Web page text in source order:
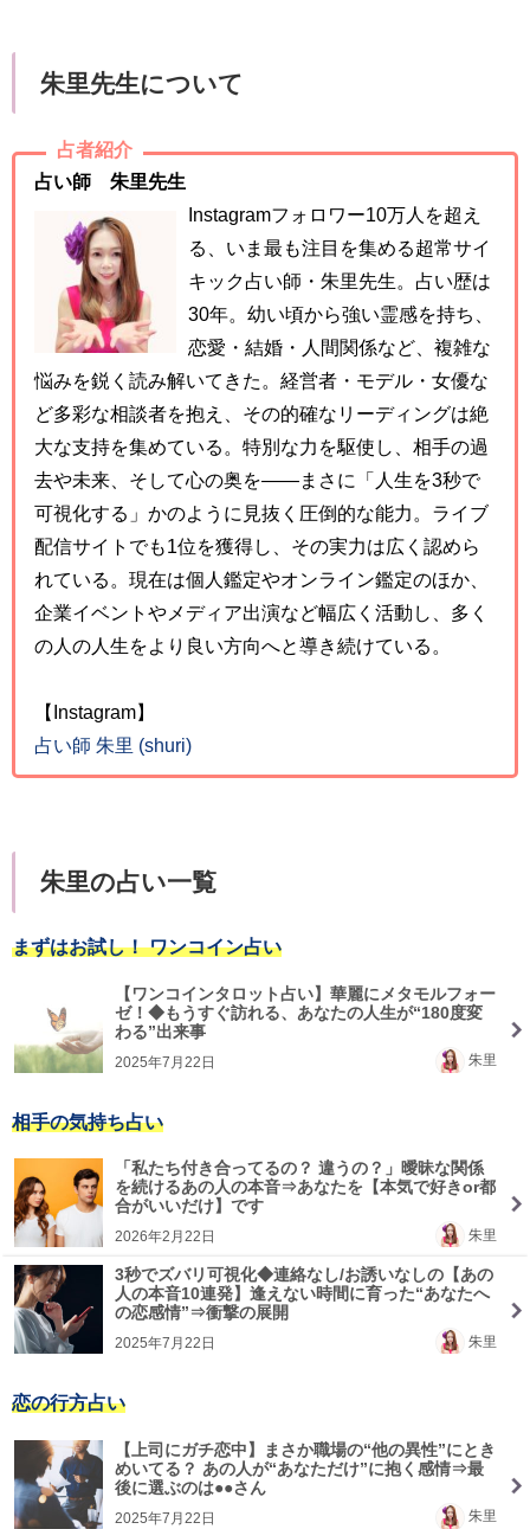
朱里先生について
占者紹介
占い師 朱里先生
Instagramフォロワー10万人を超え
る、いま最も注目を集める超常サイ
キック占い師・朱里先生。占い歴は
30年。幼い頃から強い霊感を持ち、
恋愛・結婚・人間関係など、複雑な
悩みを鋭く読み解いてきた。経営者・モデル・女優な
ど多彩な相談者を抱え、その的確なリーディングは絶
大な支持を集めている。特別な力を駆使し、相手の過
去や未来、そして心の奥を――まさに「人生を3秒で
可視化する」かのように見抜く圧倒的な能力。ライブ
配信サイトでも1位を獲得し、その実力は広く認めら
れている。現在は個人鑑定やオンライン鑑定のほか、
企業イベントやメディア出演など幅広く活動し、多く
の人の人生をより良い方向へと導き続けている。
【Instagram】
占い師 朱里 (shuri)
朱里の占い一覧
まずはお試し！ ワンコイン占い
【ワンコインタロット占い】華麗にメタモルフォー
ゼ！◆もうすぐ訪れる、あなたの人生が“180度変
わる”出来事
朱里
2025年7月22日
相手の気持ち占い
「私たち付き合ってるの？ 違うの？」曖昧な関係
を続けるあの人の本音⇒あなたを【本気で好きor都
合がいいだけ】です
朱里
2026年2月22日
3秒でズバリ可視化◆連絡なし/お誘いなしの【あの
人の本音10連発】逢えない時間に育った“あなたへ
の恋感情”⇒衝撃の展開
朱里
2025年7月22日
恋の行方占い
【上司にガチ恋中】まさか職場の“他の異性”にとき
めいてる？ あの人が“あなただけ”に抱く感情⇒最
後に選ぶのは●●さん
朱里
2025年7月22日